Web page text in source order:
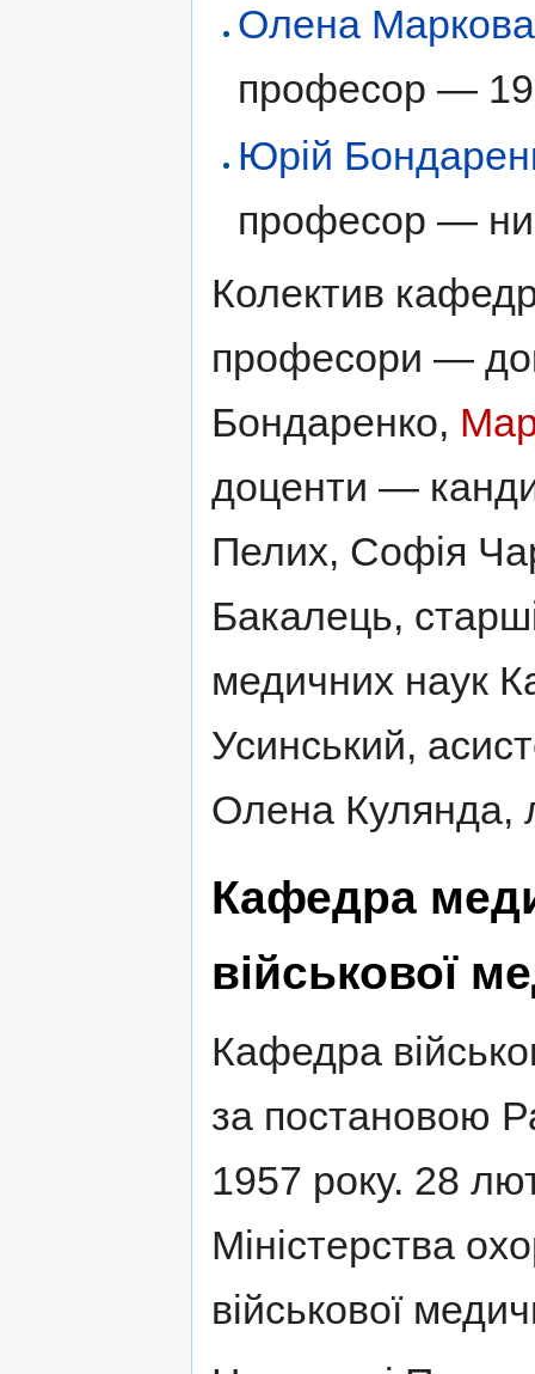
Олена Маркова
професор —
Юрій
професор —
Колектив
професори —
Бондаренко,
доценти —
Пелих, Софія
Бакалець,
медичних наук
Усинський,
Олена Кулянда,
Кафедра
військової
Кафедра
за постановою
1957 року. 28
Міністерства
військової